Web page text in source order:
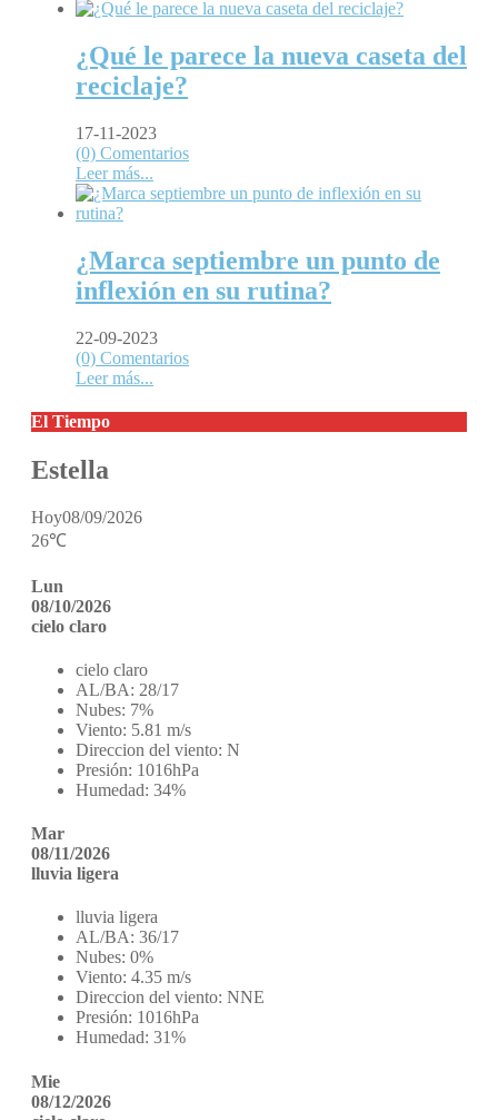
¿Qué le parece la nueva caseta del
reciclaje?
17-11-2023
(0) Comentarios
Leer más...
¿Marca septiembre un punto de
inflexión en su rutina?
22-09-2023
(0) Comentarios
Leer más...
El Tiempo
Estella
Hoy08/09/2026
26℃
Lun
08/10/2026
cielo claro
cielo claro
AL/BA: 28/17
Nubes: 7%
Viento: 5.81 m/s
Direccion del viento: N
Presión: 1016hPa
Humedad: 34%
Mar
08/11/2026
lluvia ligera
lluvia ligera
AL/BA: 36/17
Nubes: 0%
Viento: 4.35 m/s
Direccion del viento: NNE
Presión: 1016hPa
Humedad: 31%
Mie
08/12/2026